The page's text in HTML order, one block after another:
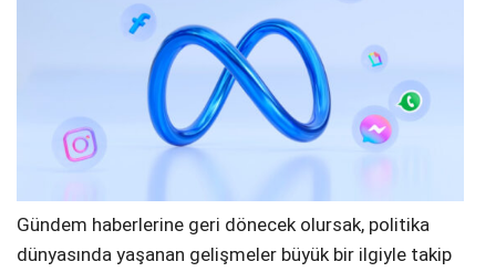
Gündem haberlerine geri dönecek olursak, politika
dünyasında yaşanan gelişmeler büyük bir ilgiyle takip